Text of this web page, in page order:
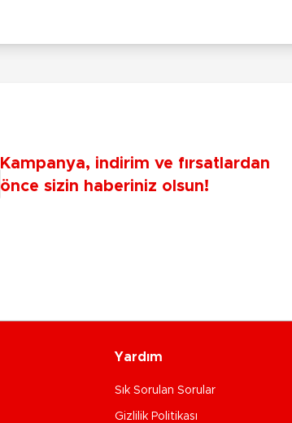
Kampanya, indirim ve fırsatlardan
önce sizin haberiniz olsun!
Yardım
Sık Sorulan Sorular
Gizlilik Politikası